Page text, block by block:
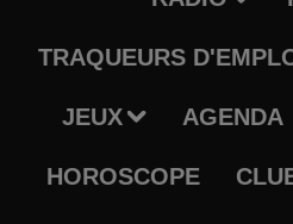
TRAQUEURS
JEUX AGENDA
HOROSCOPE